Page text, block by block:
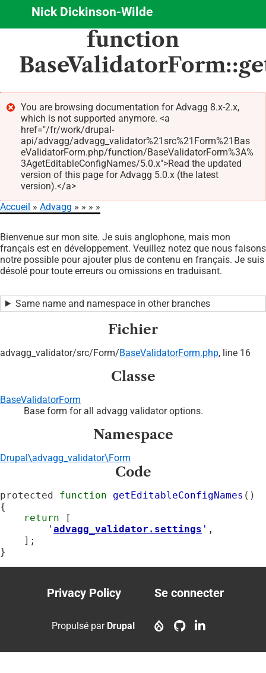
Aller
contenu
principal
Nick Dickinson-Wilde
function
Message
d'erreur
You are browsing documentation for Advagg 8.x-2.x,
which is not supported anymore. <a
href="/fr/work/drupal-
api/advagg/advagg_validator%21src%21Form%21Bas
eValidatorForm.php/function/BaseValidatorForm%3A%
3AgetEditableConfigNames/5.0.x">Read the updated
version of this page for Advagg 5.0.x (the latest
version).</a>
d'Ariane
Accueil Advagg
Bienvenue sur mon site. Je suis anglophone, mais mon
français est en développement. Veuillez notez que nous faisons
notre possible pour ajouter plus de contenu en français. Je suis
désolé pour toute erreurs ou omissions en traduisant.
Same name and namespace in other branches
Fichier
advagg_validator/src/Form/BaseValidatorForm.php, line 16
Classe
BaseValidatorForm
Base form for all advagg validator options.
Namespace
Drupal\advagg_validator\Form
Code
protected function getEditableConfigNames ()
{
return [
' advagg_validator.settings ' ,
}
Footer
menu
Privacy Policy
account
Se connecter
Propulsé par Drupal